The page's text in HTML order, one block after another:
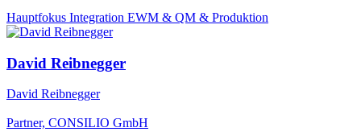
Hauptfokus Integration EWM & QM & Produktion
David Reibnegger
David Reibnegger
Partner, CONSILIO GmbH